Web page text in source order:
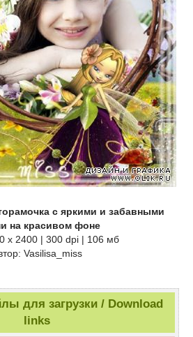
с яркими и забавными
на красивом фоне
х 2400 | 300 dpi | 106 мб
Vasilisa_miss
для загрузки / Download
links